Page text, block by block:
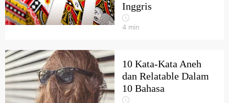
Inggris
4 min
10 Kata-Kata Aneh
dan Relatable Dalam
10 Bahasa